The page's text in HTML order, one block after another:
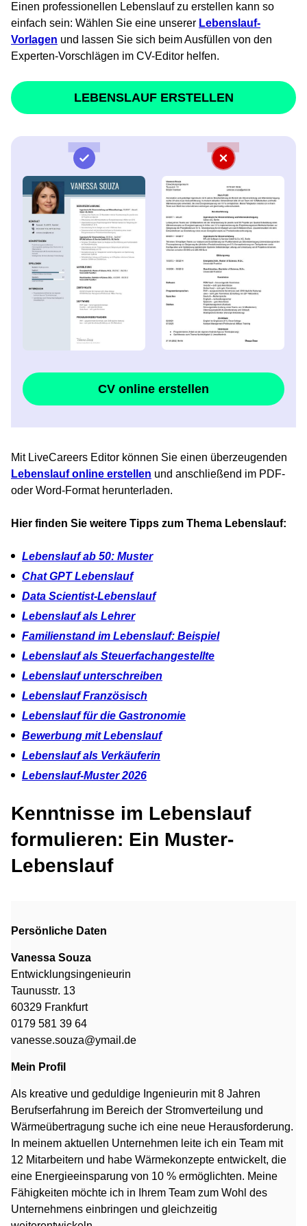
Einen professionellen Lebenslauf zu erstellen kann so
einfach sein: Wählen Sie eine unserer Lebenslauf-
Vorlagen und lassen Sie sich beim Ausfüllen von den
Experten-Vorschlägen im CV-Editor helfen.
LEBENSLAUF ERSTELLEN
CV online erstellen
Mit LiveCareers Editor können Sie einen überzeugenden
Lebenslauf online erstellen und anschließend im PDF-
oder Word-Format herunterladen.
Hier finden Sie weitere Tipps zum Thema Lebenslauf:
Lebenslauf ab 50: Muster
Chat GPT Lebenslauf
Data Scientist-Lebenslauf
Lebenslauf als Lehrer
Familienstand im Lebenslauf: Beispiel
Lebenslauf als Steuerfachangestellte
Lebenslauf unterschreiben
Lebenslauf Französisch
Lebenslauf für die Gastronomie
Bewerbung mit Lebenslauf
Lebenslauf als Verkäuferin
Lebenslauf-Muster 2026
Kenntnisse im Lebenslauf
formulieren: Ein Muster-
Lebenslauf
Persönliche Daten
Vanessa Souza
Entwicklungsingenieurin
Taunusstr. 13
60329 Frankfurt
0179 581 39 64
vanesse.souza@ymail.de
Mein Profil
Als kreative und geduldige Ingenieurin mit 8 Jahren
Berufserfahrung im Bereich der Stromverteilung und
Wärmeübertragung suche ich eine neue Herausforderung.
In meinem aktuellen Unternehmen leite ich ein Team mit
12 Mitarbeitern und habe Wärmekonzepte entwickelt, die
eine Energieeinsparung von 10 % ermöglichten. Meine
Fähigkeiten möchte ich in Ihrem Team zum Wohl des
Unternehmens einbringen und gleichzeitig